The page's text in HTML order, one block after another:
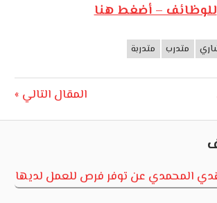
للوظائف – أضغط هنا
متدرب متدربة
Next
المقال التالي
المحمدي عن توفر فرص للعمل لديها